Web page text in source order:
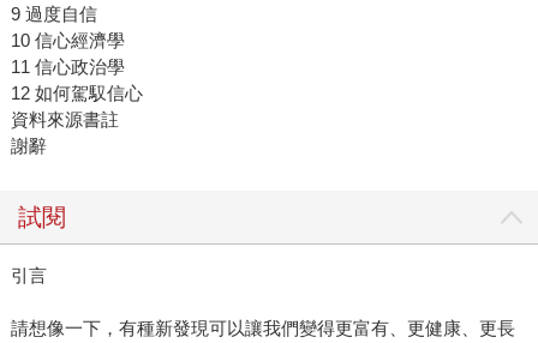
9 過度自信
10 信心經濟學
11 信心政治學
12 如何駕馭信心
資料來源書註
謝辭
試閱
引言
請想像一下，有種新發現可以讓我們變得更富有、更健康、更長